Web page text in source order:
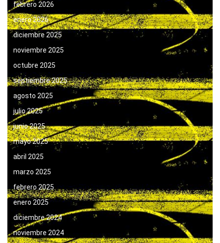
febrero 2026
enero 2026
diciembre 2025
noviembre 2025
octubre 2025
septiembre 2025
agosto 2025
julio 2025
junio 2025
mayo 2025
abril 2025
marzo 2025
febrero 2025
enero 2025
diciembre 2024
noviembre 2024